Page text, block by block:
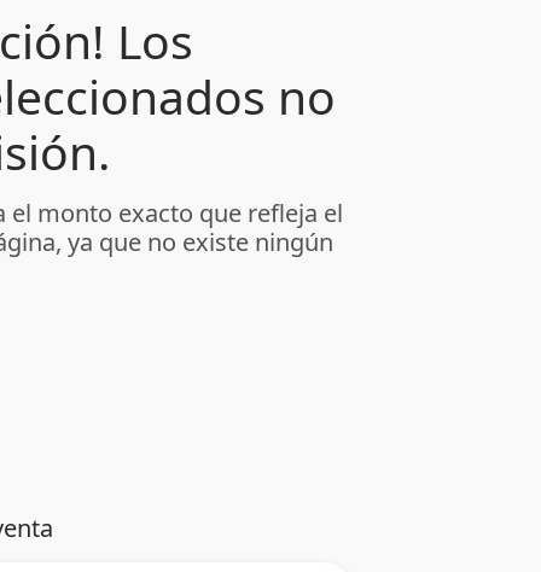
Los
no
el monto exacto que refleja el
ya que no existe ningún